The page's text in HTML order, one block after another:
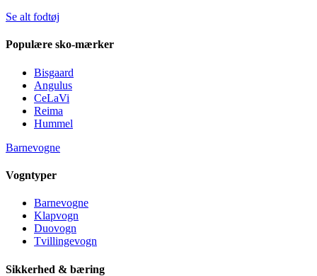
Se alt fodtøj
Populære sko-mærker
Bisgaard
Angulus
CeLaVi
Reima
Hummel
Barnevogne
Vogntyper
Barnevogne
Klapvogn
Duovogn
Tvillingevogn
Sikkerhed & bæring